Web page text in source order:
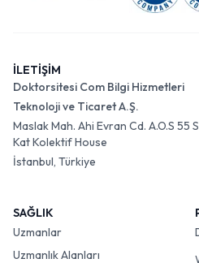
İLETİŞİM
Doktorsitesi Com Bilgi Hizmetleri
Teknoloji ve Ticaret A.Ş.
Maslak Mah. Ahi Evran Cd. A.O.S 55
Kat Kolektif House
İstanbul, Türkiye
SAĞLIK
Uzmanlar
Uzmanlık Alanları